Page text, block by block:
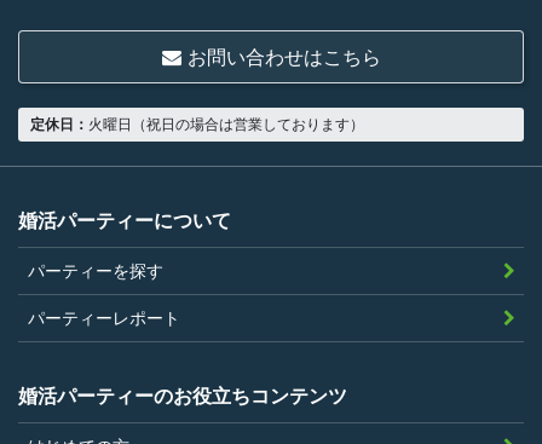
18歳以上の独身者であること
男性は収入があること
当社の指定する環境でサービスを利用で
当社が企画するパーティープランに設定
されている年齢条件にあてはまっている
こと。
参加条件があり証明書が必要なパーティ
ーは、その条件にあてはまっており且つ
弊社が希望する証明書を持参できるこ
お問い合わせはこちら
定休日： 火曜日（祝日の場合は営業しております）
婚活パーティーについて
パーティーを探す
パーティーレポート
婚活パーティーのお役立ちコンテンツ